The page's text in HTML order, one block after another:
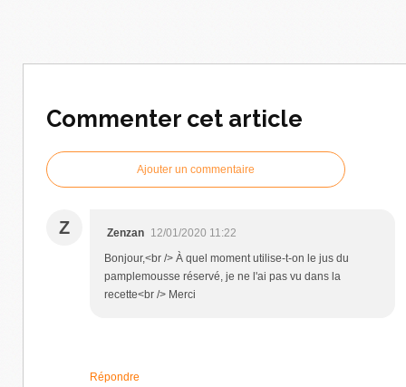
Commenter cet article
Ajouter un commentaire
Z Zenzan 12/01/2020 11:22
Bonjour,<br /> À quel moment utilise-t-on le jus du
pamplemousse réservé, je ne l'ai pas vu dans la
recette<br /> Merci
Répondre